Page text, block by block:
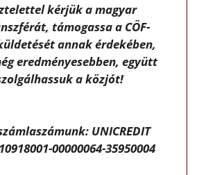
kérjük a magyar
támogassa a CÖF-
annak érdekében,
eredményesebben, együtt
a közjót!
UNICREDIT
00000064-35950004